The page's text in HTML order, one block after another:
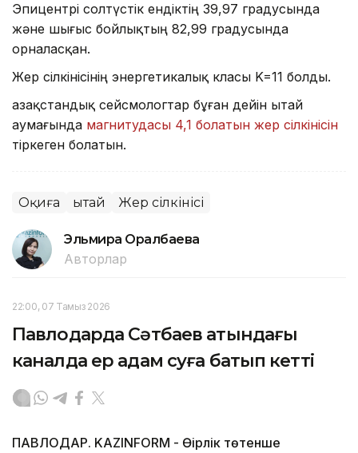
Эпицентрі солтүстік ендіктің 39,97 градусында
және шығыс бойлықтың 82,99 градусында
орналасқан.
Жер сілкінісінің энергетикалық класы K=11 болды.
Қазақстандық сейсмологтар бұған дейін Қытай
аумағында магнитудасы 4,1 болатын жер сілкінісін
тіркеген болатын.
Оқиға Қытай Жер сілкінісі
Эльмира Оралбаева
Авторлар
22:00, 07 Тамыз 2026
Павлодарда Сәтбаев атындағы
каналда ер адам суға батып кетті
ПАВЛОДАР. KAZINFORM - Өңірлік төтенше